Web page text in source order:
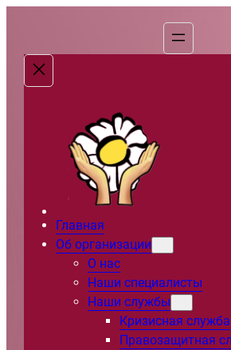
содержимому
Главная
Об организации
О нас
Наши специалисты
Наши службы
Кризисная служба
Правозащитная